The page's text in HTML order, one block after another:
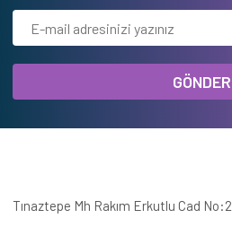
GÖNDER
Tınaztepe Mh Rakım Erkutlu Cad